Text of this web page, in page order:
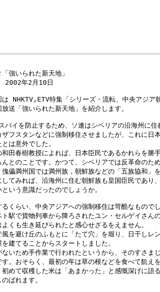
強いられた新天地」
年2月10日
NHKTV,ETV特集「シリーズ・流転、中央アジア
送「強いられた新天地」を紹介します。
イを防止するため、ソ連はシベリアの沿海州に住
フスタンなどに強制移住させましたが、これに日
は意外でした。
春樹教授によれば、日本臣民であるかれらを勝
とのことです。かつて、シベリアでは反革命のた
儡満州国では満州族，朝鮮族などの「五族協和」
てみれば、沿海州に住む朝鮮族も皇国臣民であり
いう意識だったのでしょうか。
らい、中央アジアへの強制移住は苛酷なもので
ト駅で貨物列車から降ろされたユン・セルゲイさん
くも生き延びられたと感心せざるをえません。
避け丘のふもとに「たて穴」を堀り、日干しレ
建てることからスタートしました。
ため手作業で行われたというから、そのすさま
。おそらく、最初の年は草の根などを食べて飢え
めて収穫した米は「あまかった」と感慨深げに語
ばれます。